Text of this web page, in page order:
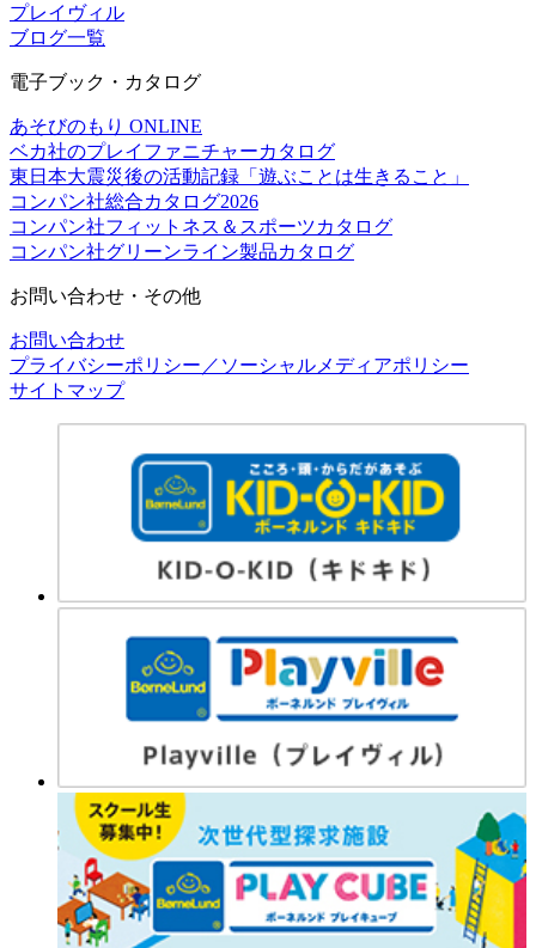
プレイヴィル
ブログ一覧
電子ブック・カタログ
あそびのもり ONLINE
ベカ社のプレイファニチャーカタログ
東日本大震災後の活動記録「遊ぶことは生きること」
コンパン社総合カタログ2026
コンパン社フィットネス＆スポーツカタログ
コンパン社グリーンライン製品カタログ
お問い合わせ・その他
お問い合わせ
プライバシーポリシー／ソーシャルメディアポリシー
サイトマップ